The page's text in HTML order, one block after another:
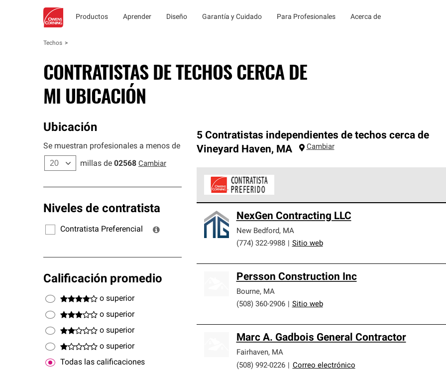
Productos Aprender Diseño Garantía y Cuidado Para Profesionales Acerca de
Techos
CONTRATISTAS DE TECHOS CERCA DE
MI UBICACIÓN
Ubicación
Se muestran profesionales a menos de
millas de 02568 Cambiar
Niveles de contratista
Contratista Preferencial
Calificación promedio
o superior
o superior
o superior
o superior
Todas las calificaciones
5 Contratistas independientes de techos cerca de
Vineyard Haven, MA Cambiar
cumplen con altos estándares y requisitos estrictos de
NexGen Contracting LLC
New Bedford , MA
(774) 322-9988
Sitio web
Persson Construction Inc
Bourne, MA
(508) 360-2906
Sitio web
Marc A. Gadbois General Contractor
Fairhaven, MA
(508) 992-0226
Correo electrónico